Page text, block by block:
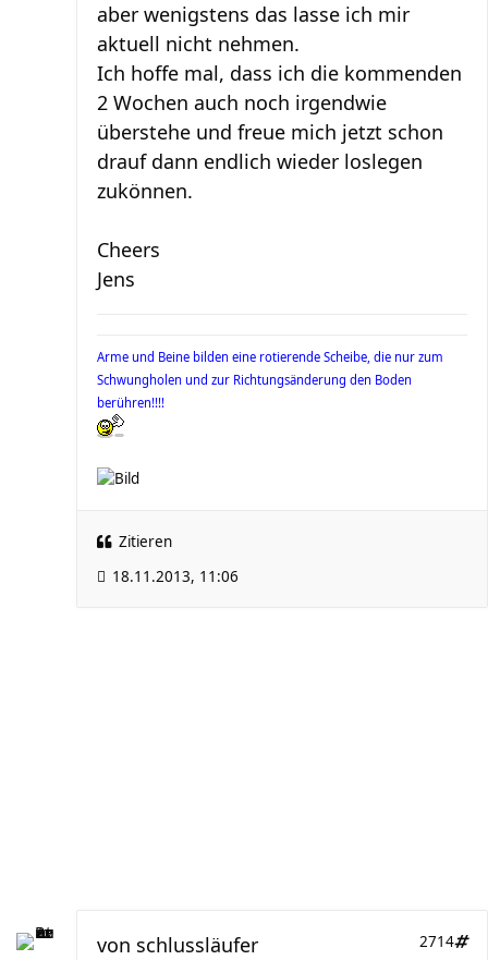
aber wenigstens das lasse ich mir
aktuell nicht nehmen.
Ich hoffe mal, dass ich die kommenden
2 Wochen auch noch irgendwie
überstehe und freue mich jetzt schon
drauf dann endlich wieder loslegen
zukönnen.
Cheers
Jens
Arme und Beine bilden eine rotierende Scheibe, die nur zum
Schwungholen und zur Richtungsänderung den Boden
berühren!!!!
Zitieren
18.11.2013, 11:06
2714
von schlussläufer